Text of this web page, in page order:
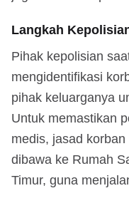
Langkah
Pihak kepolisian
mengidentifikasi
pihak keluarganya
Untuk memastikan
medis, jasad
dibawa ke Rumah
Timur, guna